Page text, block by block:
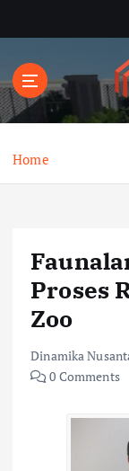
t
o
Home
Proses
Zoo
Dinamika
0 Comments